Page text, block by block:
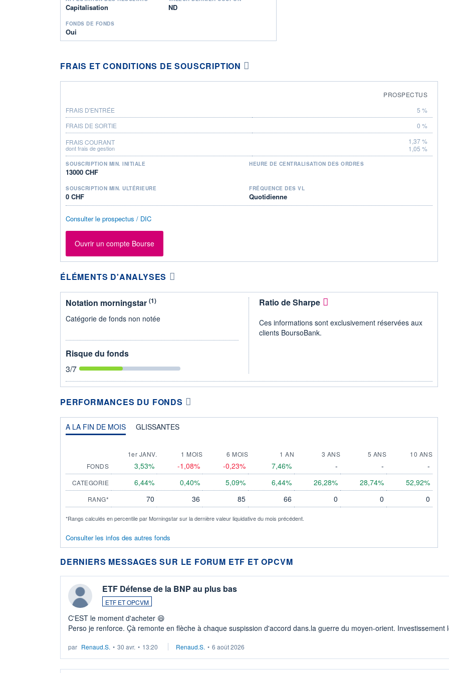
Capitalisation ND
FONDS DE FONDS
Oui
FRAIS ET CONDITIONS DE SOUSCRIPTION
PROSPECTUS
FRAIS D'ENTRÉE
5 %
FRAIS DE SORTIE
0 %
FRAIS COURANT
dont frais de gestion
1,37 %
1,05 %
SOUSCRIPTION MIN. INITIALE
13000 CHF
HEURE DE CENTRALISATION DES ORDRES
SOUSCRIPTION MIN. ULTÉRIEURE
0 CHF
FRÉQUENCE DES VL
Quotidienne
Consulter le prospectus / DIC
Ouvrir un compte Bourse
ÉLÉMENTS D'ANALYSES
Notation morningstar (1)
Catégorie de fonds non notée
Risque du fonds
3/7
Ratio de Sharpe
Ces informations sont exclusivement réservées aux
clients BoursoBank.
PERFORMANCES DU FONDS
A LA FIN DE MOIS GLISSANTES
1er JANV. 1 MOIS 6 MOIS 1 AN 3 ANS 5 ANS
10 ANS
FONDS
3,53% -1,08% -0,23% 7,46% - - -
CATEGORIE 6,44% 0,40% 5,09% 6,44% 26,28% 28,74% 52,92%
RANG* 70 36 85 66 0 0 0
*Rangs calculés en percentile par Morningstar sur la dernière valeur liquidative du mois précédent.
Consulter les infos des autres fonds
DERNIERS MESSAGES SUR LE FORUM ETF ET OPCVM
ETF Défense de la BNP au plus bas
ETF ET OPCVM
C'EST le moment d'acheter 😄​
Perso je renforce. Çà remonte en flèche à chaque suspission d'accord dans.la guerre du moyen-orient.
par Renaud.S. • 30 avr. • 13:20 Renaud.S. • 6 août 2026